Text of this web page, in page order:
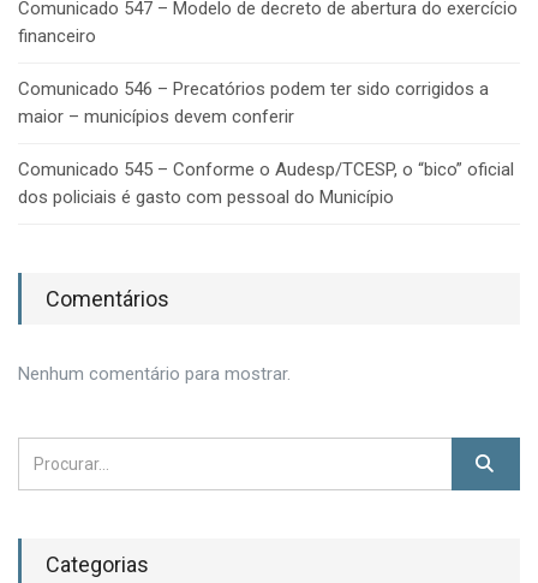
Comunicado 547 – Modelo de decreto de abertura do exercício
financeiro
Comunicado 546 – Precatórios podem ter sido corrigidos a
maior – municípios devem conferir
Comunicado 545 – Conforme o Audesp/TCESP, o “bico” oficial
dos policiais é gasto com pessoal do Município
Comentários
Nenhum comentário para mostrar.
Categorias